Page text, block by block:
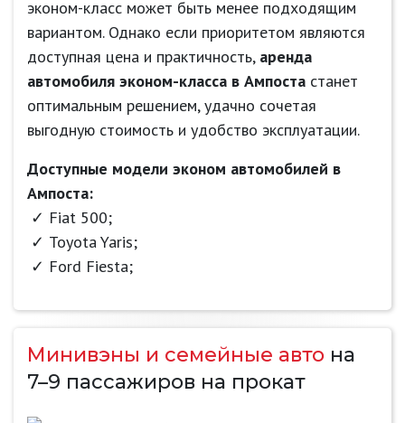
эконом-класс может быть менее подходящим
вариантом. Однако если приоритетом являются
доступная цена и практичность, аренда
автомобиля эконом-класса в Ампоста станет
оптимальным решением, удачно сочетая
выгодную стоимость и удобство эксплуатации.
Доступные модели эконом автомобилей в
Ампоста:
Fiat 500;
Toyota Yaris;
Ford Fiesta;
Минивэны и семейные авто на
7–9 пассажиров на прокат